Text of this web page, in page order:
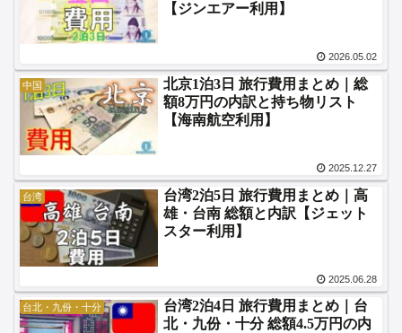
【ジンエアー利用】
2026.05.02
中国
北京1泊3日 旅行費用まとめ｜総
額8万円の内訳と持ち物リスト
【海南航空利用】
2025.12.27
台湾
台湾2泊5日 旅行費用まとめ｜高
雄・台南 総額と内訳【ジェット
スター利用】
2025.06.28
台北・九份・十分
台湾2泊4日 旅行費用まとめ｜台
北・九份・十分 総額4.5万円の内